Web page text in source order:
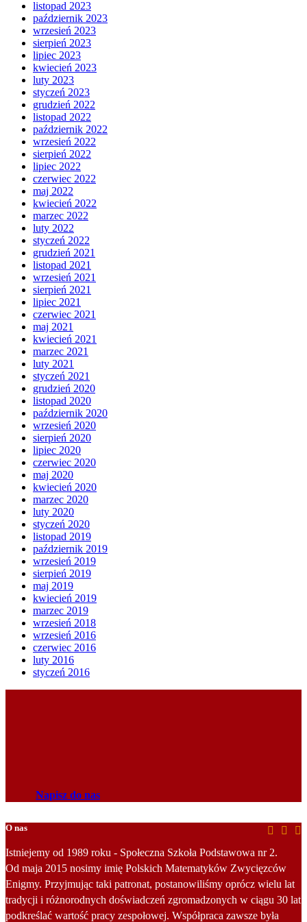
listopad 2023
październik 2023
wrzesień 2023
sierpień 2023
lipiec 2023
kwiecień 2023
luty 2023
styczeń 2023
grudzień 2022
listopad 2022
październik 2022
wrzesień 2022
sierpień 2022
lipiec 2022
czerwiec 2022
maj 2022
kwiecień 2022
marzec 2022
luty 2022
styczeń 2022
grudzień 2021
listopad 2021
wrzesień 2021
sierpień 2021
lipiec 2021
czerwiec 2021
maj 2021
kwiecień 2021
marzec 2021
luty 2021
styczeń 2021
grudzień 2020
listopad 2020
październik 2020
wrzesień 2020
sierpień 2020
lipiec 2020
czerwiec 2020
maj 2020
kwiecień 2020
marzec 2020
luty 2020
styczeń 2020
listopad 2019
październik 2019
wrzesień 2019
sierpień 2019
maj 2019
kwiecień 2019
marzec 2019
wrzesień 2018
wrzesień 2016
czerwiec 2016
luty 2016
styczeń 2016
Napisz do nas
O nas
Istniejemy od 1989 roku - Społeczna Szkoła Podstawowa nr 2.
Od maja 2015 nosimy imię Polskich Matematyków Zwycięzców
Enigmy. Przyjmując taki patronat, postanowiliśmy oprócz wielu lat
tradycji i różnorodnych doświadczeń zgromadzonych w ciągu 30 lat
podkreślać wartość pracy zespołowej. Współpraca zawsze była